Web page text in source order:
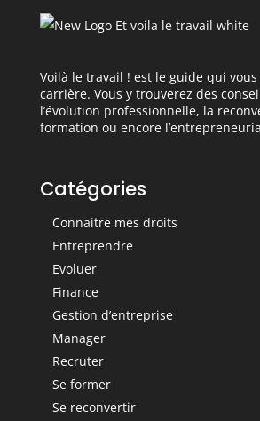
Voilà le travail ! est le guide qui
carrière. Vous y trouverez des
l’évolution professionnelle, la
formation ou encore
Catégories
Connaitre mes droits
Entreprendre
Evoluer
Finance
Gestion d’entreprise
Manager
Recruter
Se former
Se reconvertir